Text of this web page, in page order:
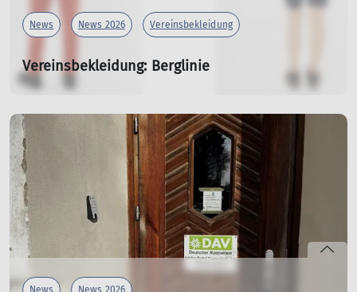
News News 2026 Vereinsbekleidung
Vereinsbekleidung: Berglinie
T-Shirts
Es ist soweit! Unsere T-Shirts der "Berglinie" sind
verfügbar.
News News 2026